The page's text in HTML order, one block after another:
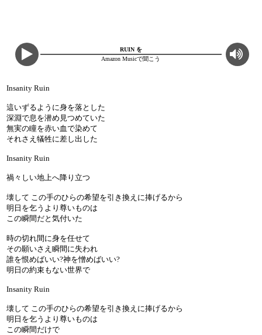
RUIN を
Amazon Musicで聞こう
Insanity Ruin
這いずるように身を落とした
深淵で息を潜め見つめていた
無実の瞳を赤い血で染めて
それさえ犠牲に差し出した
Insanity Ruin
禍々しい地上へ降り立つ
壊して この手のひらの希望を引き換えに捧げるから
明日を乞うより尊いものは
この瞬間だと気付いた
時の切れ間に身を任せて
その願いさえ瞬間に失われ
誰を恨めばいい?神を憎めばいい?
明日の約束もない世界で
Insanity Ruin
壊して この手のひらの希望を引き換えに捧げるから
明日を乞うより尊いものは
この瞬間だけで